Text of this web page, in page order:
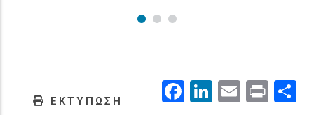
ΕΚΤΥΠΩΣΗ Facebook
LinkedIn
EmailPrint